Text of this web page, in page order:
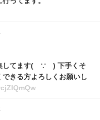
してます( ∵ ) 下手くそ
きる方よろしくお願いし